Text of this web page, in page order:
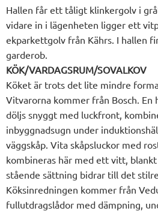
byte av böcker eller utlåning av
Gemensamma avtal
Föreningen har tecknat ett
med Telenor som ger dig snabbt
TV-paket Bas för endast 204 kr/
månadsavgiften. Vill du utöka
enkelt lägga till fler tjänster efter
I brf Prisma görs individuell
betalar bara för din faktiska
efterhand tillsammans med
en faktura och slipper teckna eget
I föreningens försäkring ingår
gör att du endast behöver teckna
Hallen får ett tåligt klinkergolv i
vidare in i lägenheten ligger ett
ekparkettgolv från Kährs. I hallen
garderob.
KÖK/VARDAGSRUM/SOVALKOV
Köket är trots det lite mindre
Vitvarorna kommer från Bosch. En
döljs snyggt med luckfront,
inbyggnadsugn under
väggskåp. Vita skåpsluckor med
kombineras här med ett vitt,
stående sättning bidrar till det
Köksinredningen kommer från
fullutdragslådor med dämpning,